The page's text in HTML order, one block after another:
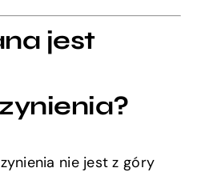
jest
nie jest z góry